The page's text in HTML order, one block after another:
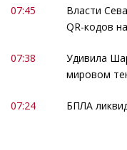
07:45
Власти
QR-кодов
07:38
Удивила
мировом
07:24 БПЛА